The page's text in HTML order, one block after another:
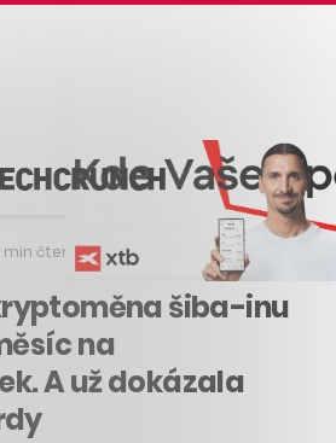
min čtení
šiba-inu
na
A už dokázala